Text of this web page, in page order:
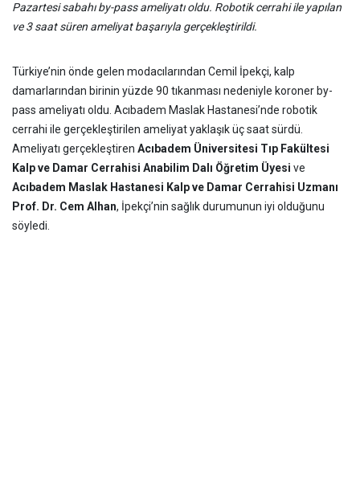
Pazartesi sabahı by-pass ameliyatı oldu. Robotik cerrahi ile yapılan
ve 3 saat süren ameliyat başarıyla gerçekleştirildi.
Türkiye’nin önde gelen modacılarından Cemil İpekçi, kalp
damarlarından birinin yüzde 90 tıkanması nedeniyle koroner by-
pass ameliyatı oldu. Acıbadem Maslak Hastanesi’nde robotik
cerrahi ile gerçekleştirilen ameliyat yaklaşık üç saat sürdü.
Ameliyatı gerçekleştiren Acıbadem Üniversitesi Tıp Fakültesi
Kalp ve Damar Cerrahisi Anabilim Dalı Öğretim Üyesi ve
Acıbadem Maslak Hastanesi Kalp ve Damar Cerrahisi Uzmanı
Prof. Dr. Cem Alhan, İpekçi’nin sağlık durumunun iyi olduğunu
söyledi.